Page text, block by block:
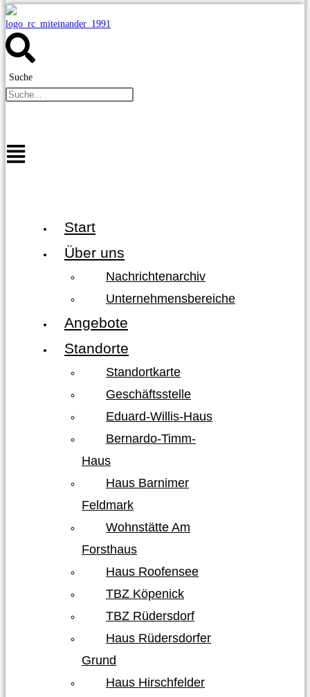
Suche
Start
Über uns
Nachrichtenarchiv
Unternehmensbereiche
Angebote
Standorte
Standortkarte
Geschäftsstelle
Eduard-Willis-Haus
Bernardo-Timm-
Haus
Haus Barnimer
Feldmark
Wohnstätte Am
Forsthaus
Haus Roofensee
TBZ Köpenick
TBZ Rüdersdorf
Haus Rüdersdorfer
Grund
Haus Hirschfelder